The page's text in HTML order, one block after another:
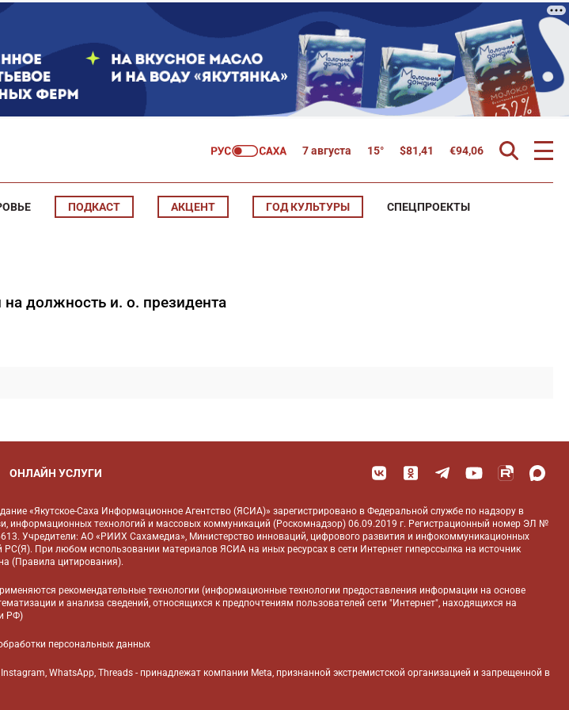
7 августа 15° $81,41 €94,06
ПОДКАСТ АКЦЕНТ ГОД КУЛЬТУРЫ СПЕЦПРОЕКТЫ
должность и. о. президента
ОНЛАЙН УСЛУГИ
«Якутское-Саха Информационное Агентство (ЯСИА)» зарегистрировано в Федеральной службе по надзору в
информационных технологий и массовых коммуникаций (Роскомнадзор) 06.09.2019 г. Регистрационный номер ЭЛ №
Учредители: АО «РИИХ Сахамедиа», Министерство инноваций, цифрового развития и инфокоммуникационных
РС(Я). При любом использовании материалов ЯСИА на иных ресурсах в сети Интернет гиперссылка на источник
(Правила цитирования).
рекомендательные технологии (информационные технологии предоставления информации на основе
и анализа сведений, относящихся к предпочтениям пользователей сети "Интернет", находящихся на
РФ)
персональных данных
WhatsApp, Threads - принадлежат компании Meta, признанной экстремистской организацией и запрещенной в